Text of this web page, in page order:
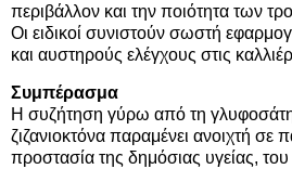
περιβάλλον και την ποιότητα των
Οι ειδικοί συνιστούν σωστή
και αυστηρούς ελέγχους στις
Συμπέρασμα
Η συζήτηση γύρω από τη γλυφοσάτη
ζιζανιοκτόνα παραμένει ανοιχτή σε
προστασία της δημόσιας υγείας,